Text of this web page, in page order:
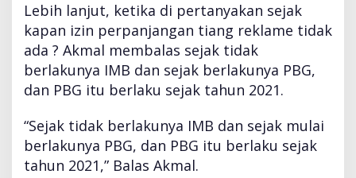
Lebih lanjut, ketika di pertanyakan sejak
kapan izin perpanjangan tiang reklame tidak
ada ? Akmal membalas sejak tidak
berlakunya IMB dan sejak berlakunya PBG,
dan PBG itu berlaku sejak tahun 2021.
“Sejak tidak berlakunya IMB dan sejak mulai
berlakunya PBG, dan PBG itu berlaku sejak
tahun 2021,” Balas Akmal.